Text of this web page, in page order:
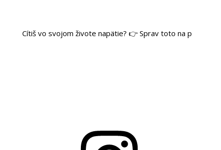
Cítiš vo svojom živote napätie? 👉 Sprav toto na p